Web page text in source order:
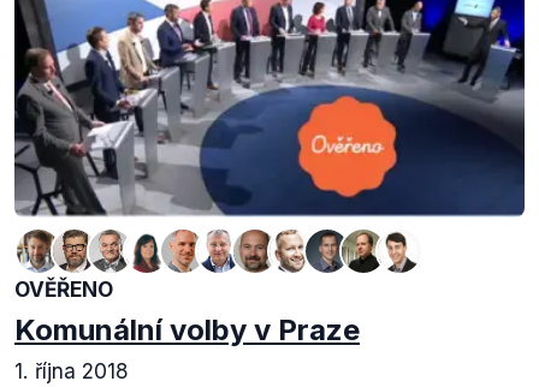
OVĚŘENO
Komunální volby v Praze
1. října 2018